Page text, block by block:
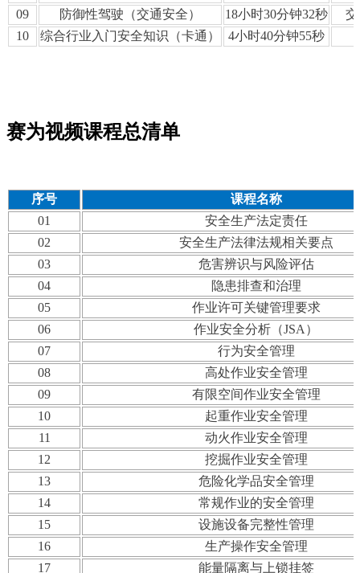
09
防御性驾驶（交通安全） 18小时30分钟32秒
10
综合行业入门安全知识（卡通） 4小时40分钟55秒
赛为视频课程总清单
序号
课程名称
01
安全生产法定责任
02
安全生产法律法规相关要点
03
危害辨识与风险评估
04
隐患排查和治理
05
作业许可关键管理要求
06
作业安全分析（JSA）
07
行为安全管理
08
高处作业安全管理
09
有限空间作业安全管理
10
起重作业安全管理
11
动火作业安全管理
12
挖掘作业安全管理
13
危险化学品安全管理
14
常规作业的安全管理
15
设施设备完整性管理
16
生产操作安全管理
17
能量隔离与上锁挂签